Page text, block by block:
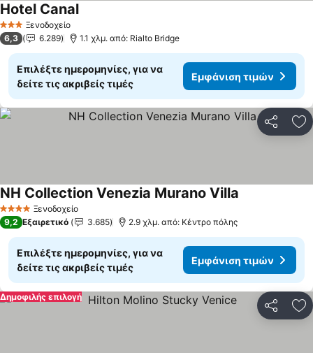
3 ΑστέριαΞενοδοχείο
Hotel CanalΕμφάνιση τιμών
6,3 6.289 1.1 χλμ. από: Rialto Bridge
Επιλέξτε ημερομηνίες, για να
δείτε τις ακριβείς τιμές
Εμφάνιση τιμών
4 ΑστέριαΞενοδοχείο
NH Collection Venezia Murano Villa
9,2 Εξαιρετικό 3.685 2.9 χλμ. από: Κέντρο πόλης
Επιλέξτε ημερομηνίες, για να
δείτε τις ακριβείς τιμές
Εμφάνιση τιμών
Δημοφιλής επιλογή